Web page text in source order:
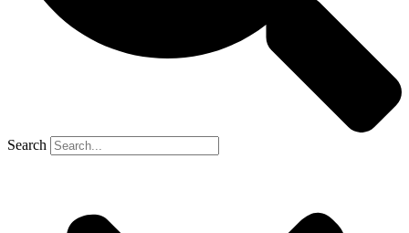
Search